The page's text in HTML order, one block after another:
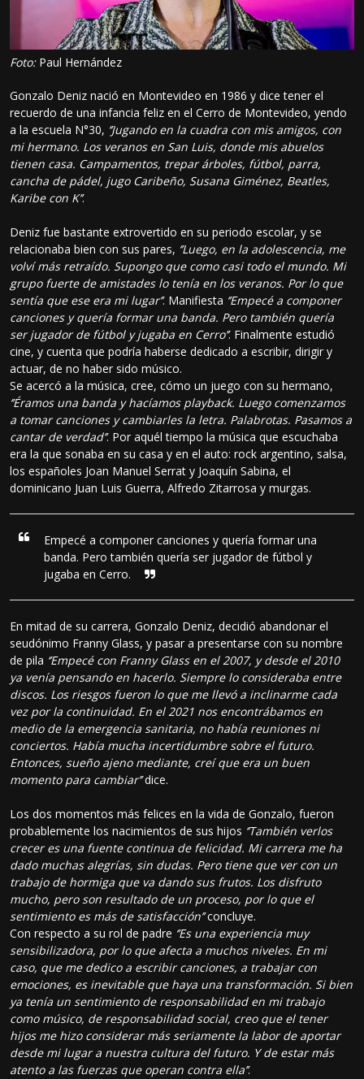
Foto:Paul Hernández
Gonzalo Deniz nació en Montevideo en 1986 y dice tener el
recuerdo de una infancia feliz en el Cerro de Montevideo, yendo
a la escuela N°30, ‘’Jugando en la cuadra con mis amigos, con
mi hermano. Los veranos en San Luis, donde mis abuelos
tienen casa. Campamentos, trepar árboles, fútbol, parra,
cancha de pádel, jugo Caribeño, Susana Giménez, Beatles,
Karibe con K’’.
Deniz fue bastante extrovertido en su periodo escolar, y se
relacionaba bien con sus pares, ‘’Luego, en la adolescencia, me
volví más retraído. Supongo que como casi todo el mundo. Mi
grupo fuerte de amistades lo tenía en los veranos. Por lo que
sentía que ese era mi lugar’’. Manifiesta ‘’Empecé a componer
canciones y quería formar una banda. Pero también quería
ser jugador de fútbol y jugaba en Cerro’’. Finalmente estudió
cine, y cuenta que podría haberse dedicado a escribir, dirigir y
actuar, de no haber sido músico.
Se acercó a la música, cree, cómo un juego con su hermano,
‘’Éramos una banda y hacíamos playback. Luego comenzamos
a tomar canciones y cambiarles la letra. Palabrotas. Pasamos a
cantar de verdad’’. Por aquél tiempo la música que escuchaba
era la que sonaba en su casa y en el auto: rock argentino, salsa,
los españoles Joan Manuel Serrat y Joaquín Sabina, el
dominicano Juan Luis Guerra, Alfredo Zitarrosa y murgas.
Empecé a componer canciones y quería formar una
banda. Pero también quería ser jugador de fútbol y
jugaba en Cerro.
En mitad de su carrera, Gonzalo Deniz, decidió abandonar el
seudónimo Franny Glass, y pasar a presentarse con su nombre
de pila ‘’Empecé con Franny Glass en el 2007, y desde el 2010
ya venía pensando en hacerlo. Siempre lo consideraba entre
discos. Los riesgos fueron lo que me llevó a inclinarme cada
vez por la continuidad. En el 2021 nos encontrábamos en
medio de la emergencia sanitaria, no había reuniones ni
conciertos. Había mucha incertidumbre sobre el futuro.
Entonces, sueño ajeno mediante, creí que era un buen
momento para cambiar’’dice.
Los dos momentos más felices en la vida de Gonzalo, fueron
probablemente los nacimientos de sus hijos ‘’También verlos
crecer es una fuente continua de felicidad. Mi carrera me ha
dado muchas alegrías, sin dudas. Pero tiene que ver con un
trabajo de hormiga que va dando sus frutos. Los disfruto
mucho, pero son resultado de un proceso, por lo que el
sentimiento es más de satisfacción’’concluye.
Con respecto a su rol de padre ‘’Es una experiencia muy
sensibilizadora, por lo que afecta a muchos niveles. En mi
caso, que me dedico a escribir canciones, a trabajar con
emociones, es inevitable que haya una transformación. Si bien
ya tenía un sentimiento de responsabilidad en mi trabajo
como músico, de responsabilidad social, creo que el tener
hijos me hizo considerar más seriamente la labor de aportar
desde mi lugar a nuestra cultura del futuro. Y de estar más
atento a las fuerzas que operan contra ella’’.